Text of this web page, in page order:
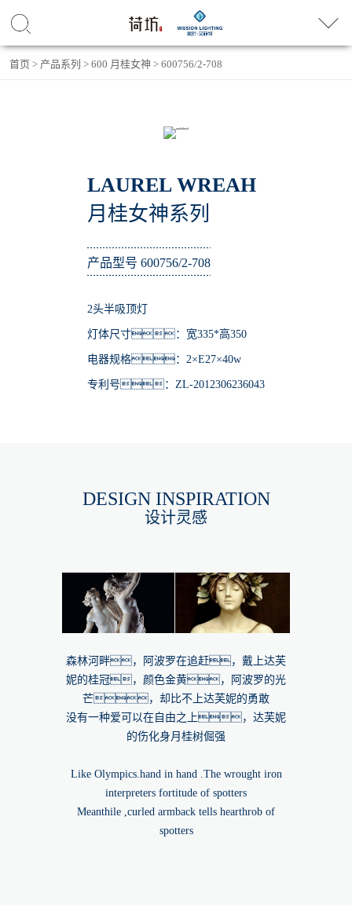
首页 > 产品系列 > 600 月桂女神 > 600756/2-708
LAUREL WREAH
月桂女神系列
产品型号 600756/2-708
2头半吸顶灯
灯体尺寸：宽335*高350
电器规格：2×E27×40w
专利号：ZL-2012306236043
DESIGN INSPIRATION
设计灵感
森林河畔，阿波罗在追赶，戴上达芙
妮的桂冠，颜色金黄，阿波罗的光
芒，却比不上达芙妮的勇敢
没有一种爱可以在自由之上，达芙妮
的伤化身月桂树倔强
Like Olympics.hand in hand .The wrought iron
interpreters fortitude of spotters
Meanthile ,curled armback tells hearthrob of
spotters